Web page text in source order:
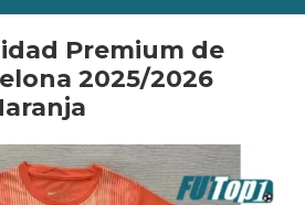
Premium de
2025/2026